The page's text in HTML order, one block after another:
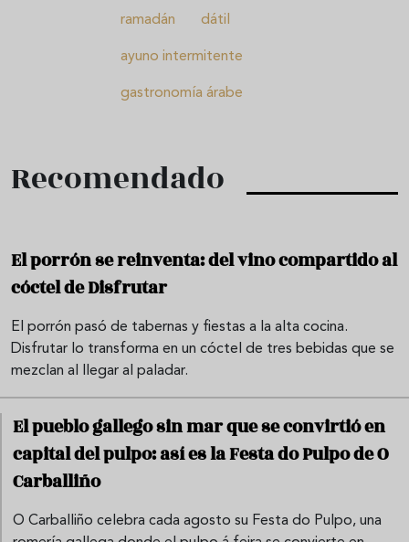
ramadán dátil
ayuno intermitente
gastronomía árabe
Recomendado
El porrón se reinventa: del vino compartido al
cóctel de Disfrutar
El porrón pasó de tabernas y fiestas a la alta cocina.
Disfrutar lo transforma en un cóctel de tres bebidas que se
mezclan al llegar al paladar.
El pueblo gallego sin mar que se convirtió en
capital del pulpo: así es la Festa do Pulpo de O
Carballiño
O Carballiño celebra cada agosto su Festa do Pulpo, una